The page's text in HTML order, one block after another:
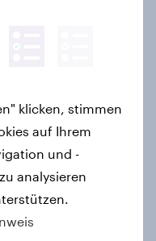
Mai 2026:
Merz
über die
klicken, stimmen
auf Ihrem
und -
analysieren